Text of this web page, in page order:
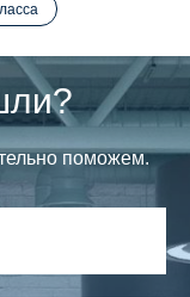
поможем.